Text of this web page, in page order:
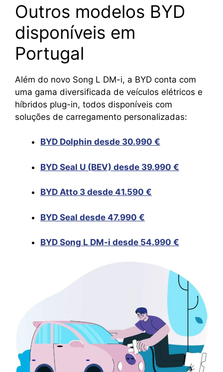
Outros modelos BYD
disponíveis em
Portugal
Além do novo Song L DM-i, a BYD conta com
uma gama diversificada de veículos elétricos e
híbridos plug-in, todos disponíveis com
soluções de carregamento personalizadas:
BYD Dolphin desde 30.990 €
BYD Seal U (BEV) desde 39.990 €
BYD Atto 3 desde 41.590 €
BYD Seal desde 47.990 €
BYD Song L DM-i desde 54.990 €